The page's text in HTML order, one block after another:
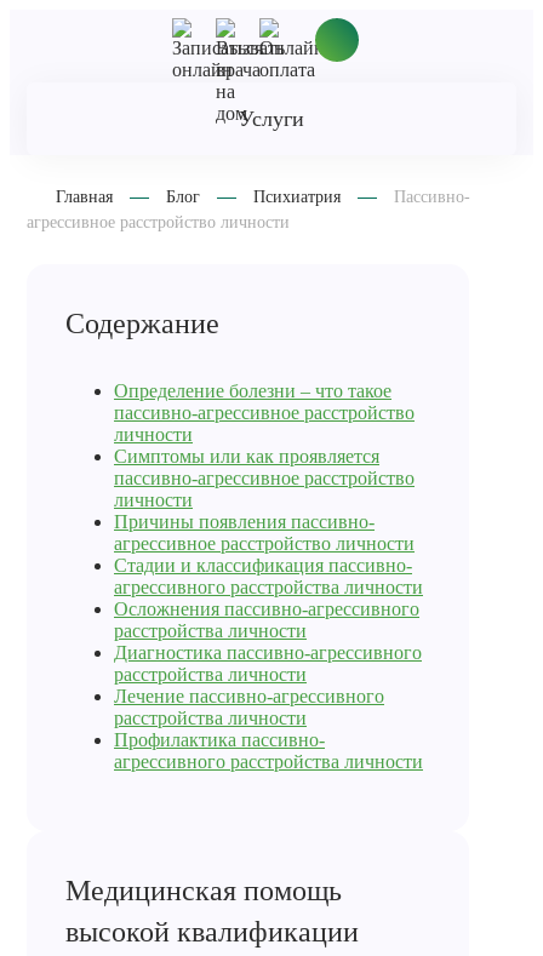
Услуги
Главная Блог Психиатрия
Пассивно-
агрессивное расстройство личности
Содержание
Определение болезни – что такое
пассивно-агрессивное расстройство
личности
Симптомы или как проявляется
пассивно-агрессивное расстройство
личности
Причины появления пассивно-
агрессивное расстройство личности
Стадии и классификация пассивно-
агрессивного расстройства личности
Осложнения пассивно-агрессивного
расстройства личности
Диагностика пассивно-агрессивного
расстройства личности
Лечение пассивно-агрессивного
расстройства личности
Профилактика пассивно-
агрессивного расстройства личности
Медицинская помощь
высокой квалификации